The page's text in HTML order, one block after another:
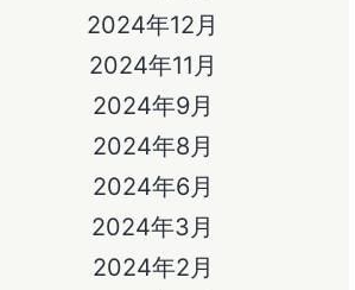
2024年12月
2024年11月
2024年9月
2024年8月
2024年6月
2024年3月
2024年2月